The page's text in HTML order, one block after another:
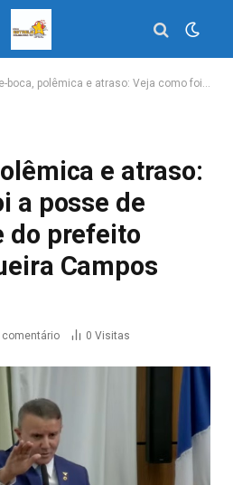
polêmica e atraso: Veja como foi a posse de vereadores e do prefeito Eduardo Siqueira Campos (PODE)
e atraso:
a posse de
do prefeito
Campos
comentário 0 Visitas